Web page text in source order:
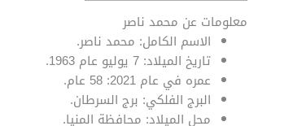
معلومات عن محمد ناصر
الاسم الكامل: محمد ناصر.
تاريخ الميلاد: 7 يوليو عام 1963.
عمره في عام 2021: 58 عام.
البرج الفلكي: برج السرطان.
محل الميلاد: محافظة المنيا.